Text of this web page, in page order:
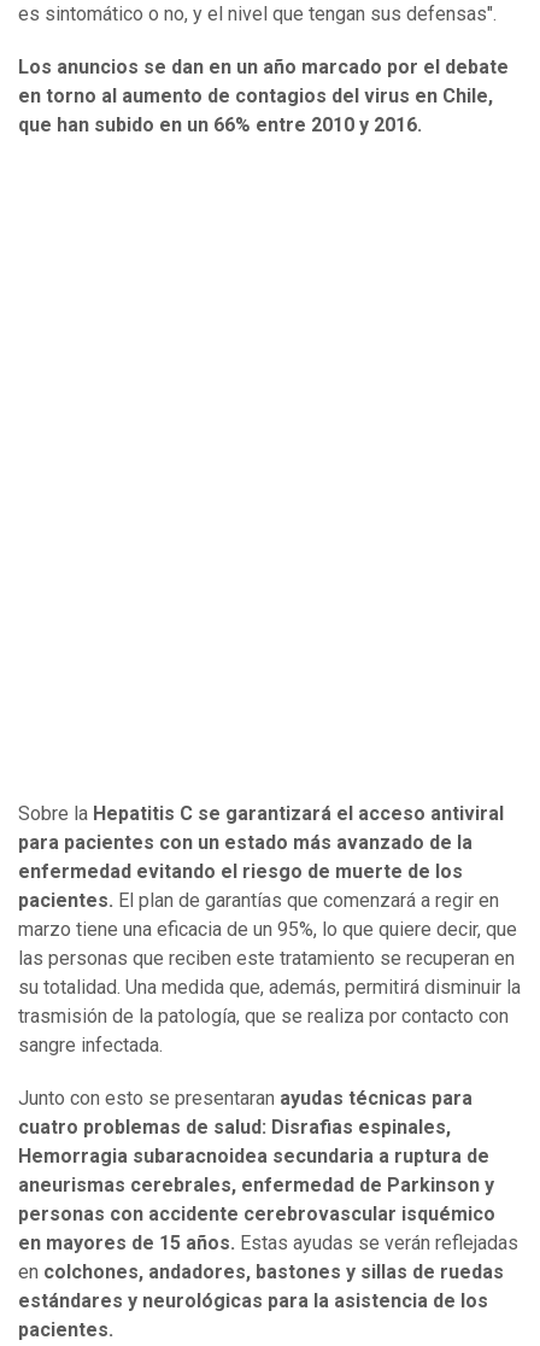
es sintomático o no, y el nivel que tengan sus defensas".
Los anuncios se dan en un año marcado por el debate
en torno al aumento de contagios del virus en Chile,
que han subido en un 66% entre 2010 y 2016.
Sobre la Hepatitis C se garantizará el acceso antiviral
para pacientes con un estado más avanzado de la
enfermedad evitando el riesgo de muerte de los
pacientes. El plan de garantías que comenzará a regir en
marzo tiene una eficacia de un 95%, lo que quiere decir, que
las personas que reciben este tratamiento se recuperan en
su totalidad. Una medida que, además, permitirá disminuir la
trasmisión de la patología, que se realiza por contacto con
sangre infectada.
Junto con esto se presentaran ayudas técnicas para
cuatro problemas de salud: Disrafias espinales,
Hemorragia subaracnoidea secundaria a ruptura de
aneurismas cerebrales, enfermedad de Parkinson y
personas con accidente cerebrovascular isquémico
en mayores de 15 años. Estas ayudas se verán reflejadas
en colchones, andadores, bastones y sillas de ruedas
estándares y neurológicas para la asistencia de los
pacientes.